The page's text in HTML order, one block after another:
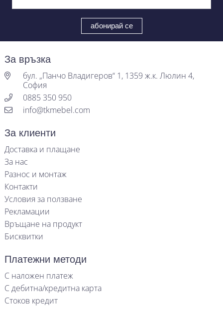
За връзка
бул. „Панчо Владигеров“ 1, 1359 ж.к. Люлин 4,
София
0885 350 950
info@tkmebel.com
За клиенти
Доставка и плащане
За нас
Разнос и монтаж
Контакти
Условия за ползване
Рекламации
Връщане на продукт
Бисквитки
Платежни методи
С наложен платеж
С дебитна/кредитна карта
Стоков кредит